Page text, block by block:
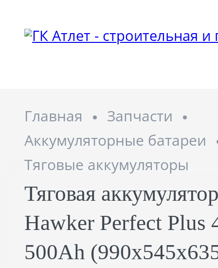
Главная
Запчасти
Аккумуляторные батареи
Тяговые аккумуляторы
Тяговая
Hawker Perfect Plus
500Ah